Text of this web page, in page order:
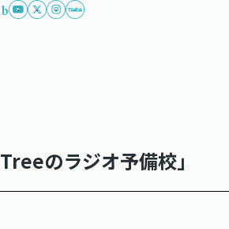
のラジオ予備校」